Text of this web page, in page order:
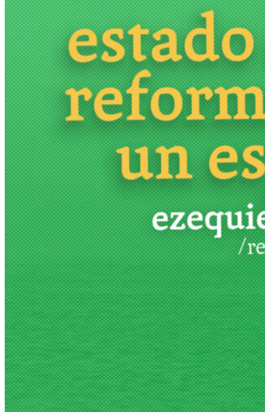
Más
Actividades & contenido
AJÍ EN YOUTUBE
Universidad Experimental 2022-2025
Feria del Libro Venado Tuerto 2022-2025
Facultad Libre Venado Tuerto 1990-1994
Cátedra Bailable 2018
Más
Ají Ediciones